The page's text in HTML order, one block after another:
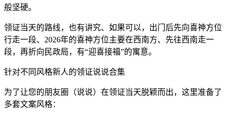
般坚硬。
领证当天的路线，也有讲究、如果可以，出门后先向喜神方位
行走一段、2026年的喜神方位主要在西南方、先往西南走一
段，再折向民政局，有“迎喜接福”的寓意。
针对不同风格新人的领证说说合集
为了让您的朋友圈（说说）在领证当天脱颖而出，这里准备了
多套文案风格：